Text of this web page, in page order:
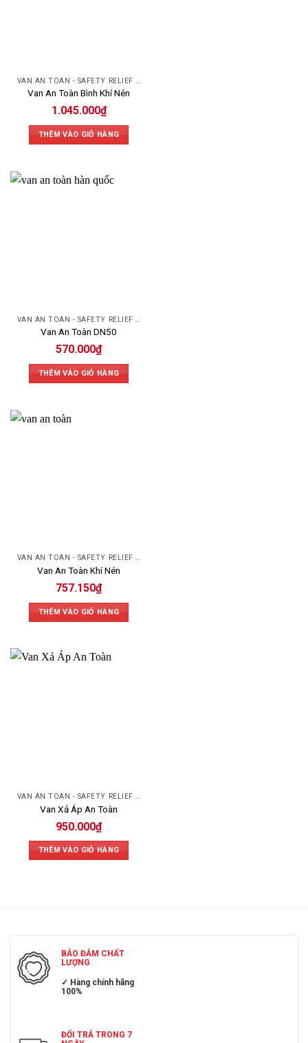
Van An Toàn Bình Khí Nén
1.045.000₫
THÊM VÀO GIỎ HÀNG
Van An Toàn DN50
570.000₫
THÊM VÀO GIỎ HÀNG
VAN AN TOÀN - SAFETY RELIEF VALVE
Van An Toàn Khí Nén
757.150₫
THÊM VÀO GIỎ HÀNG
VAN AN TOÀN - SAFETY RELIEF VALVE
Van Xả Áp An Toàn
950.000₫
THÊM VÀO GIỎ HÀNG
BẢO ĐẢM CHẤT
LƯỢNG
✓ Hàng chính hãng
100%
ĐỔI TRẢ TRONG 7